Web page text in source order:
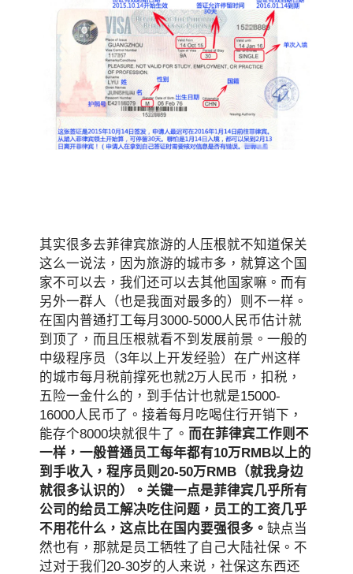
其实很多去菲律宾旅游的人压根就不知道保关
这么一说法，因为旅游的城市多，就算这个国
家不可以去，我们还可以去其他国家嘛。而有
另外一群人（也是我面对最多的）则不一样。
在国内普通打工每月3000-5000人民币估计就
到顶了，而且压根就看不到发展前景。一般的
中级程序员（3年以上开发经验）在广州这样
的城市每月税前撑死也就2万人民币，扣税，
五险一金什么的，到手估计也就是15000-
16000人民币了。接着每月吃喝住行开销下，
能存个8000块就很牛了。 而在菲律宾工作则不
一样，一般普通员工每年都有10万RMB以上的
到手收入，程序员则20-50万RMB（就我身边
就很多认识的）。关键一点是菲律宾几乎所有
公司的给员工解决吃住问题，员工的工资几乎
不用花什么，这点比在国内要强很多。缺点当
然也有，那就是员工牺牲了自己大陆社保。不
过对于我们20-30岁的人来说，社保这东西还